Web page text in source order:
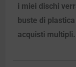
i miei dischi
buste di
acquisti multipli.